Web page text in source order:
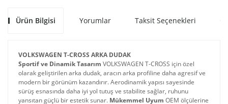
Ürün Bilgisi Yorumlar Taksit Seçenekleri
VOLKSWAGEN T-CROSS ARKA DUDAK
Sportif ve Dinamik Tasarım VOLKSWAGEN T-CROSS için özel
olarak geliştirilen arka dudak, aracın arka profiline daha agresif ve
modern bir görünüm kazandırır. Aerodinamik yapısı sayesinde
sürüş esnasında daha iyi yol tutuş ve stabilite sağlar, ruhunu
yansıtan güçlü bir estetik sunar. Mükemmel Uyum OEM ölçülerine